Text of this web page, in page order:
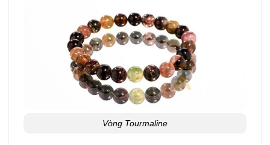
Vòng Tourmaline